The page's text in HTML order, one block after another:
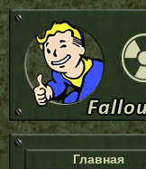
Главная